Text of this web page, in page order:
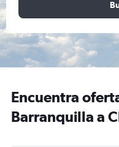
Encuentra
Barranquilla a